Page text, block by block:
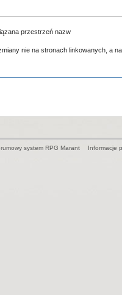
przestrzeń nazw
nie na stronach linkowanych, a
system RPG Marant Informacje